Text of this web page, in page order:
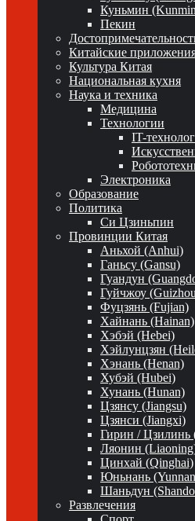
Куньмин
Пекин
Китайские
Культура Китая
Национальная кухня
Наука и техника
Медицина
Технологии
IT-
Электроника
Образование
Политика
Си Цзиньпин
Провинции Китая
Аньхой (Anhui)
Ганьсу (Gansu)
Гуандун
Гуйчжоу
Фуцзянь (Fujian)
Хайнань (Hainan)
Хэбэй (Hebei)
Хэйлунцзян
Хэнань (Henan)
Хубэй (Hubei)
Хунань (Hunan)
Цзянсу (Jiangsu)
Цзянси (Jiangxi)
Гирин / Цзилинь
Ляонин
Цинхай (Qinghai)
Юньнань
Шаньдун
Развлечения